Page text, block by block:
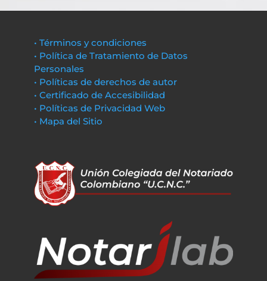
• Términos y condiciones
• Política de Tratamiento de Datos
Personales
• Políticas de derechos de autor
• Certificado de Accesibilidad
• Políticas de Privacidad Web
• Mapa del Sitio